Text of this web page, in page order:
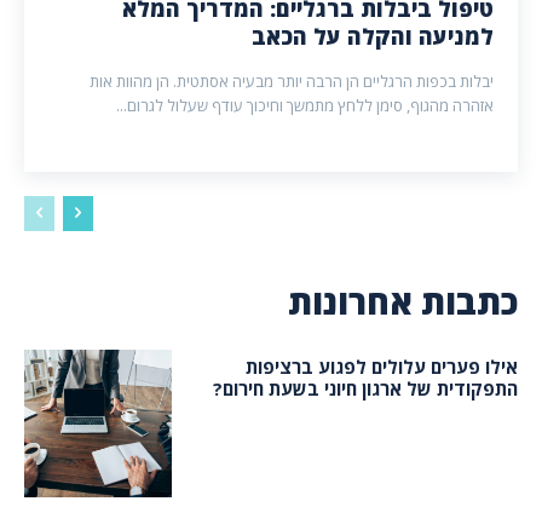
טיפול ביבלות ברגליים: המדריך המלא
למניעה והקלה על הכאב
יבלות בכפות הרגליים הן הרבה יותר מבעיה אסתטית. הן מהוות אות
אזהרה מהגוף, סימן ללחץ מתמשך וחיכוך עודף שעלול לגרום...
כתבות אחרונות
אילו פערים עלולים לפגוע ברציפות
התפקודית של ארגון חיוני בשעת חירום?